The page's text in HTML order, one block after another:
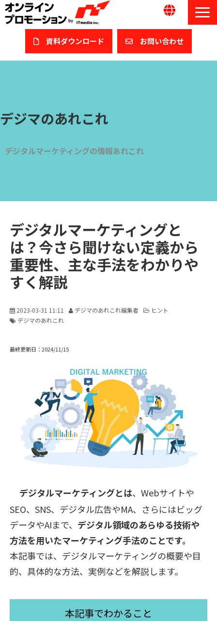
資料ダウンロード​ ​お問い合わせ
サービスガイド/お役立ち資料
販売パートナー募集
デジマのあれこれ
デジタルマーケティングの情報あれこれ
デジタルマーケティングと
は？今さら聞けない定義から
重要性、主な手法をわかりや
すく解説
2023-03-31 11:11 デジマのあれこれ編集者
ヒント
デジマのあれこれ
最終更新日：2024/11/15
デジタルマーケティングとは、Webサイトや
SEO、SNS、デジタル広告やMA、さらにはビッグ
データやAIまで、 デジタル領域のあらゆる技術や
方法を用いたマーケティング手法のことです。
本記事では、デジタルマーケティングの概要や目
的、具体的な方法、実例などを解説します。
本記事でわかること